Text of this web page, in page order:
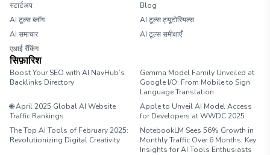
स्टार्टअप
Blog
AI टूल्स ब्लॉग
AI टूल्स ट्यूटोरियल्स
AI समाचार
AI टूल्स समीक्षाएँ
एआई रैंकिंग
सिफ़ारिश
Boost Your SEO with AI NavHub’s
Backlinks Directory
Gemma Model Family Unveiled at
Google I/O: From Mobile to Sign
Language Translation
🌐 April 2025 Global AI Website
Traffic Rankings
Apple to Unveil AI Model Access
for Developers at WWDC 2025
The Top AI Tools of February 2025:
Revolutionizing Digital Creativity
NotebookLM Sees 56% Growth in
Monthly Traffic Over 6 Months: Key
Insights for AI Tools Enthusiasts